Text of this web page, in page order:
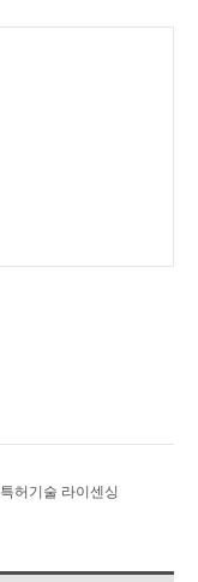
특허기술 라이센싱